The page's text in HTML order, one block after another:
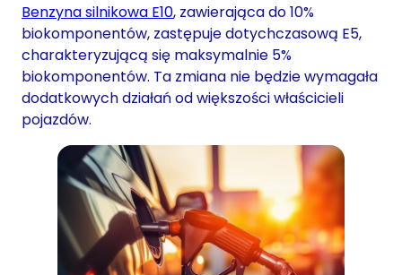
Benzyna silnikowa E10, zawierająca do 10%
biokomponentów, zastępuje dotychczasową E5,
charakteryzującą się maksymalnie 5%
biokomponentów. Ta zmiana nie będzie wymagała
dodatkowych działań od większości właścicieli
pojazdów.